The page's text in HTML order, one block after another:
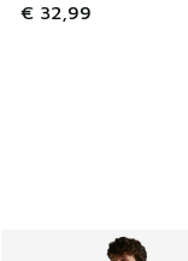
€ 32,99